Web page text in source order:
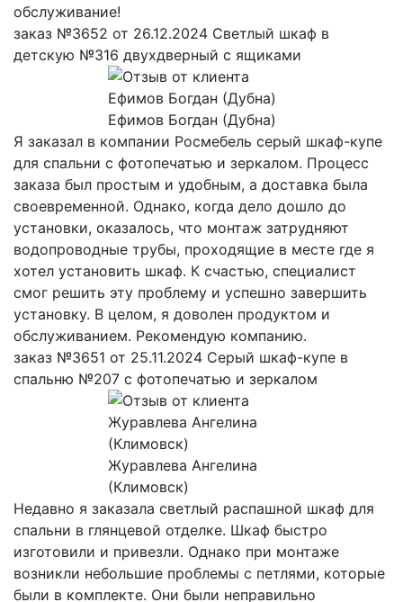
обслуживание!
заказ №3652 от 26.12.2024 Светлый шкаф в
детскую №316 двухдверный с ящиками
Ефимов Богдан (Дубна)
Я заказал в компании Росмебель серый шкаф-купе
для спальни с фотопечатью и зеркалом. Процесс
заказа был простым и удобным, а доставка была
своевременной. Однако, когда дело дошло до
установки, оказалось, что монтаж затрудняют
водопроводные трубы, проходящие в месте где я
хотел установить шкаф. К счастью, специалист
смог решить эту проблему и успешно завершить
установку. В целом, я доволен продуктом и
обслуживанием. Рекомендую компанию.
заказ №3651 от 25.11.2024 Серый шкаф-купе в
спальню №207 с фотопечатью и зеркалом
Журавлева Ангелина
(Климовск)
Недавно я заказала светлый распашной шкаф для
спальни в глянцевой отделке. Шкаф быстро
изготовили и привезли. Однако при монтаже
возникли небольшие проблемы с петлями, которые
были в комплекте. Они были неправильно